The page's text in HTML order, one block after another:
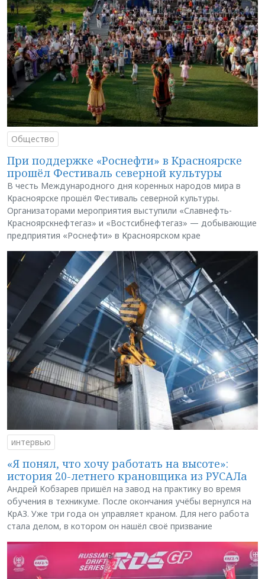
Общество
При поддержке «Роснефти» в Красноярске
прошёл Фестиваль северной культуры
В честь Международного дня коренных народов мира в
Красноярске прошёл Фестиваль северной культуры.
Организаторами мероприятия выступили «Славнефть-
Красноярскнефтегаз» и «Востсибнефтегаз» — добывающие
предприятия «Роснефти» в Красноярском крае
интервью
«Я понял, что хочу работать на высоте»:
история 20-летнего крановщика из РУСАЛа
Андрей Кобзарев пришёл на завод на практику во время
обучения в техникуме. После окончания учёбы вернулся на
КрАЗ. Уже три года он управляет краном. Для него работа
стала делом, в котором он нашёл своё призвание